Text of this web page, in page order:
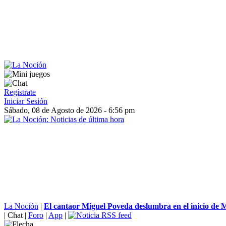
Regístrate
Iniciar Sesión
Sábado, 08 de Agosto de 2026 - 6:56 pm
La Noción | El cantaor Miguel Poveda deslumbra en el inicio de
| Chat | Foro | App |